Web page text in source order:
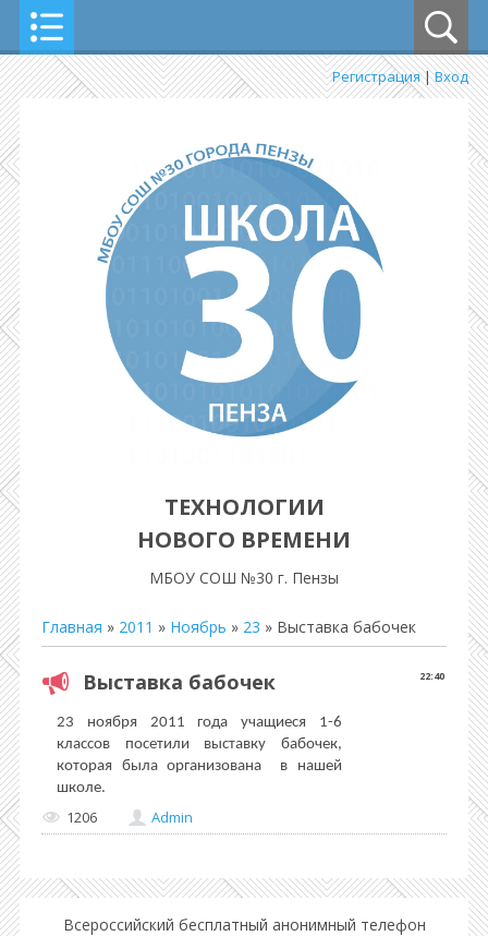
Регистрация|Вход
ТЕХНОЛОГИИ
НОВОГО ВРЕМЕНИ
МБОУ СОШ №30 г. Пензы
Главная » 2011 » Ноябрь » 23 » Выставка бабочек
22:40
Выставка бабочек
23 ноября 2011 года учащиеся 1-6
классов посетили выставку бабочек,
которая была организована
в нашей
школе.
1206 Admin
Всероссийский бесплатный анонимный телефон